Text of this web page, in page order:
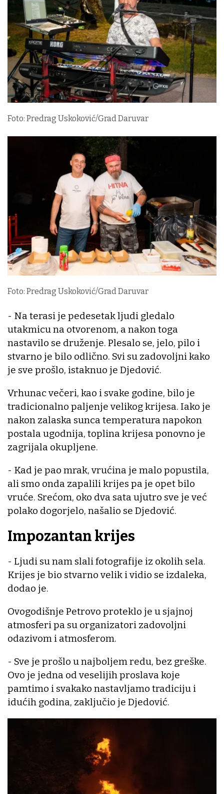
Foto: Predrag Uskoković/Grad Daruvar
Foto: Predrag Uskoković/Grad Daruvar
- Na terasi je pedesetak ljudi gledalo
utakmicu na otvorenom, a nakon toga
nastavilo se druženje. Plesalo se, jelo, pilo i
stvarno je bilo odlično. Svi su zadovoljni kako
je sve prošlo, istaknuo je Djedović.
Vrhunac večeri, kao i svake godine, bilo je
tradicionalno paljenje velikog krijesa. Iako je
nakon zalaska sunca temperatura napokon
postala ugodnija, toplina krijesa ponovno je
zagrijala okupljene.
- Kad je pao mrak, vrućina je malo popustila,
ali smo onda zapalili krijes pa je opet bilo
vruće. Srećom, oko dva sata ujutro sve je već
polako dogorjelo, našalio se Djedović.
Impozantan krijes
- Ljudi su nam slali fotografije iz okolih sela.
Krijes je bio stvarno velik i vidio se izdaleka,
dodao je.
Ovogodišnje Petrovo proteklo je u sjajnoj
atmosferi pa su organizatori zadovoljni
odazivom i atmosferom.
- Sve je prošlo u najboljem redu, bez greške.
Ovo je jedna od veselijih proslava koje
pamtimo i svakako nastavljamo tradiciju i
idućih godina, zaključio je Djedović.